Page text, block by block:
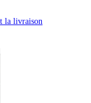
la livraison